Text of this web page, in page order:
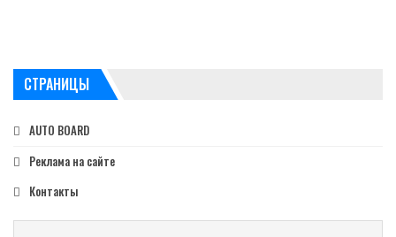
СТРАНИЦЫ
AUTO BOARD
Реклама на сайте
Контакты